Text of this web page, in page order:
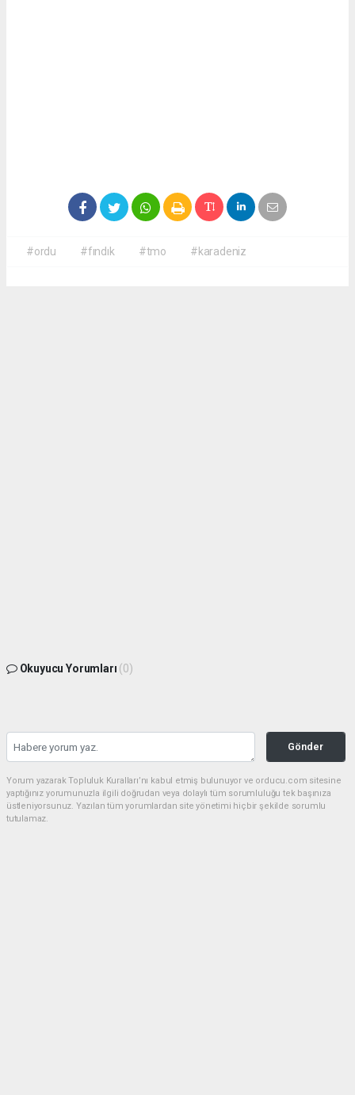
#ordu #fındık #tmo #karadeniz
Okuyucu Yorumları (0)
Gönder
Yorum yazarak Topluluk Kuralları’nı kabul etmiş bulunuyor ve orducu.com sitesine
yaptığınız yorumunuzla ilgili doğrudan veya dolaylı tüm sorumluluğu tek başınıza
üstleniyorsunuz. Yazılan tüm yorumlardan site yönetimi hiçbir şekilde sorumlu
tutulamaz.